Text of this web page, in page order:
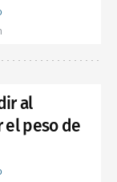
al
el peso de